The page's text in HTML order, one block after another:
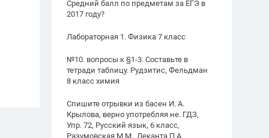
Средний балл по предметам за ЕГЭ в
2017 году?
Лабораторная 1. Физика 7 класс
№10. вопросы к §1-3. Составьте в
тетради таблицу. Рудзитис, Фельдман
8 класс химия
Спишите отрывки из басен И. А.
Крылова, верно употребляя не. ГДЗ,
Упр. 72, Русский язык, 6 класс,
Разумовская М.М., Леканта П.А.